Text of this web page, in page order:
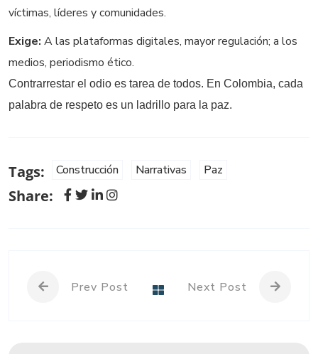
víctimas, líderes y comunidades.
Exige: A las plataformas digitales, mayor regulación; a los
medios, periodismo ético.
Contrarrestar el odio es tarea de todos. En Colombia, cada
palabra de respeto es un ladrillo para la paz.
Tags: Construcción Narrativas Paz
Share:
Prev Post Next Post